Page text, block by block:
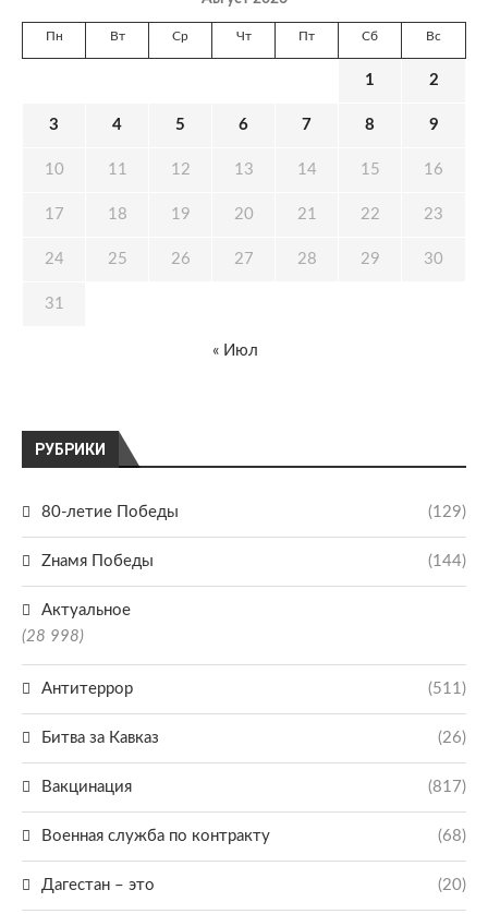
РУБРИКИ
80-летие Победы (129)
Zнамя Победы (144)
Актуальное
(28 998)
Антитеррор (511)
Битва за Кавказ (26)
Вакцинация (817)
Военная служба по контракту (68)
Дагестан – это (20)
Пн Вт Ср Чт Пт Сб Вс
1 2
3 4 5 6 7 8 9
10 11 12 13 14 15 16
17 18 19 20 21 22 23
24 25 26 27 28 29 30
31
« Июл